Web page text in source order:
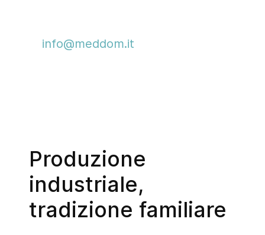
info@meddom.it
Produzione
industriale,
tradizione familiare